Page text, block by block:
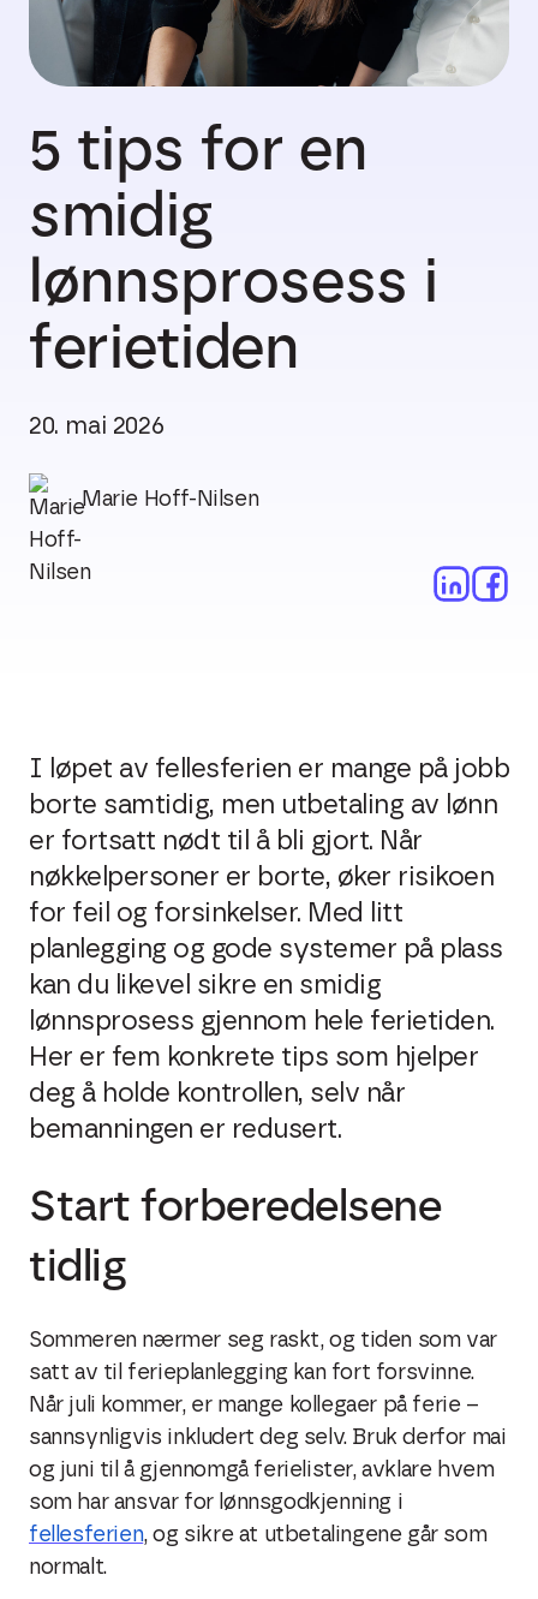
5 tips for en
smidig
lønnsprosess i
ferietiden
20. mai 2026
Marie Hoff-Nilsen
I løpet av fellesferien er mange på jobb
borte samtidig, men utbetaling av lønn
er fortsatt nødt til å bli gjort. Når
nøkkelpersoner er borte, øker risikoen
for feil og forsinkelser. Med litt
planlegging og gode systemer på plass
kan du likevel sikre en smidig
lønnsprosess gjennom hele ferietiden.
Her er fem konkrete tips som hjelper
deg å holde kontrollen, selv når
bemanningen er redusert.
Start forberedelsene
tidlig
Sommeren nærmer seg raskt, og tiden som var
satt av til ferieplanlegging kan fort forsvinne.
Når juli kommer, er mange kollegaer på ferie –
sannsynligvis inkludert deg selv. Bruk derfor mai
og juni til å gjennomgå ferielister, avklare hvem
som har ansvar for lønnsgodkjenning i
fellesferien, og sikre at utbetalingene går som
normalt.